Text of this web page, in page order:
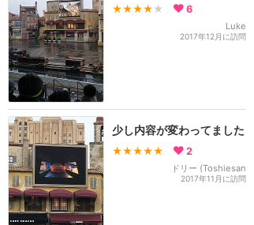
★★★★ ★ 6
Luke
2017年12月に訪問
少し内容が変わってました
★★★★★ 2
ドリー (Toshiesan
2017年11月に訪問